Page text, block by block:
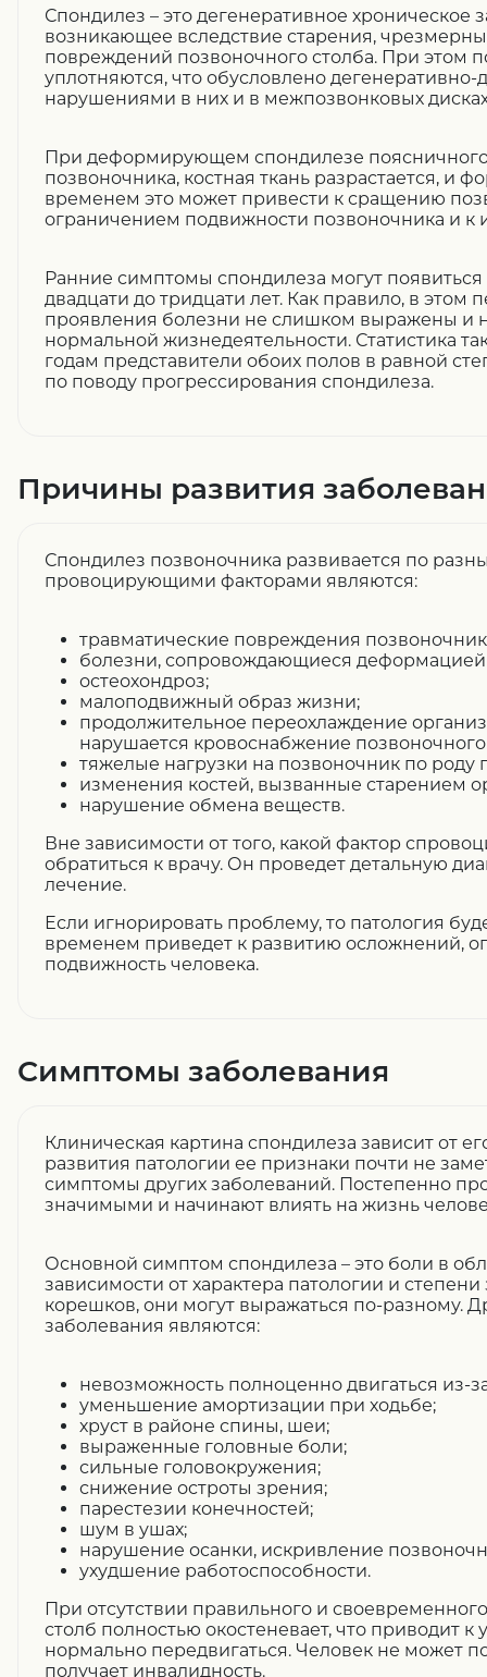
Спондилез – это дегенеративное хроническое
возникающее вследствие старения,
повреждений позвоночного столба. При этом
уплотняются, что обусловлено
нарушениями в них и в межпозвонковых
При деформирующем спондилезе поясничного
позвоночника, костная ткань разрастается, и
временем это может привести к сращению
ограничением подвижности позвоночника и к
Ранние симптомы спондилеза могут появиться
двадцати до тридцати лет. Как правило, в этом
проявления болезни не слишком выражены и
нормальной жизнедеятельности. Статистика
годам представители обоих полов в равной
по поводу прогрессирования спондилеза.
Причины развития
Спондилез позвоночника развивается по
провоцирующими факторами являются:
травматические повреждения
болезни, сопровождающиеся деформацией
остеохондроз;
малоподвижный образ жизни;
продолжительное переохлаждение
нарушается кровоснабжение позвоночного
тяжелые нагрузки на позвоночник по роду
изменения костей, вызванные старением
нарушение обмена веществ.
Вне зависимости от того, какой фактор
обратиться к врачу. Он проведет детальную
лечение.
Если игнорировать проблему, то патология
временем приведет к развитию осложнений,
подвижность человека.
Симптомы заболевания
Клиническая картина спондилеза зависит от
развития патологии ее признаки почти не
симптомы других заболеваний. Постепенно
значимыми и начинают влиять на жизнь
Основной симптом спондилеза – это боли в
зависимости от характера патологии и
корешков, они могут выражаться по-разному.
заболевания являются:
невозможность полноценно двигаться из-
уменьшение амортизации при ходьбе;
хруст в районе спины, шеи;
выраженные головные боли;
сильные головокружения;
снижение остроты зрения;
парестезии конечностей;
шум в ушах;
нарушение осанки, искривление
ухудшение работоспособности.
При отсутствии правильного и
столб полностью окостеневает, что приводит к
нормально передвигаться. Человек не может
получает инвалидность.